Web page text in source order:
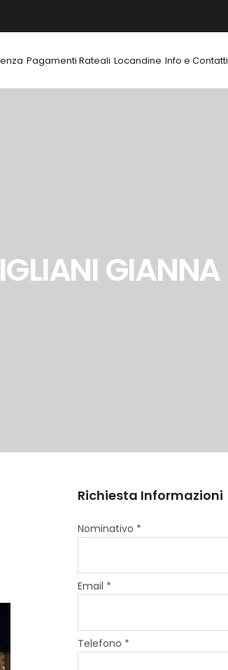
Pagamenti Rateali Locandine Info e Contatti
GIANNA
Richiesta Informazioni
Nominativo *
Email *
Telefono *